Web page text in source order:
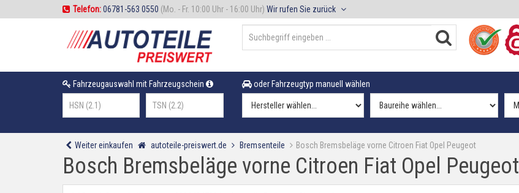
Telefon:06781-563 0550 (Mo. - Fr. 10:00 Uhr - 16:00 Uhr) Wir rufen Sie zurück
Fahrzeugauswahl mit Fahrzeugschein oder Fahrzeugtyp manuell wählen
Weiter einkaufen autoteile-preiswert.de Bremsenteile Bosch Bremsbeläge vorne Citroen Fiat Opel Peugeot
Bosch Bremsbeläge vorne Citroen Fiat Opel Peugeot